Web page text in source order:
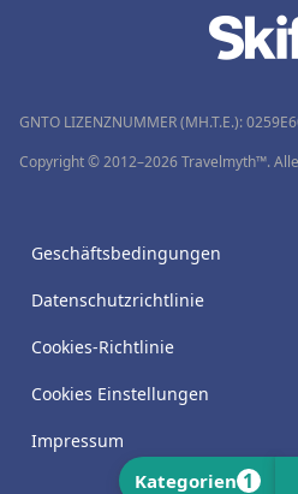
Kategorien 1
GNTO LIZENZNUMMER (MH.T.E.):
Copyright © 2012–2026 Travelmyth™.
Geschäftsbedingungen
Datenschutzrichtlinie
Cookies-Richtlinie
Cookies Einstellungen
Impressum